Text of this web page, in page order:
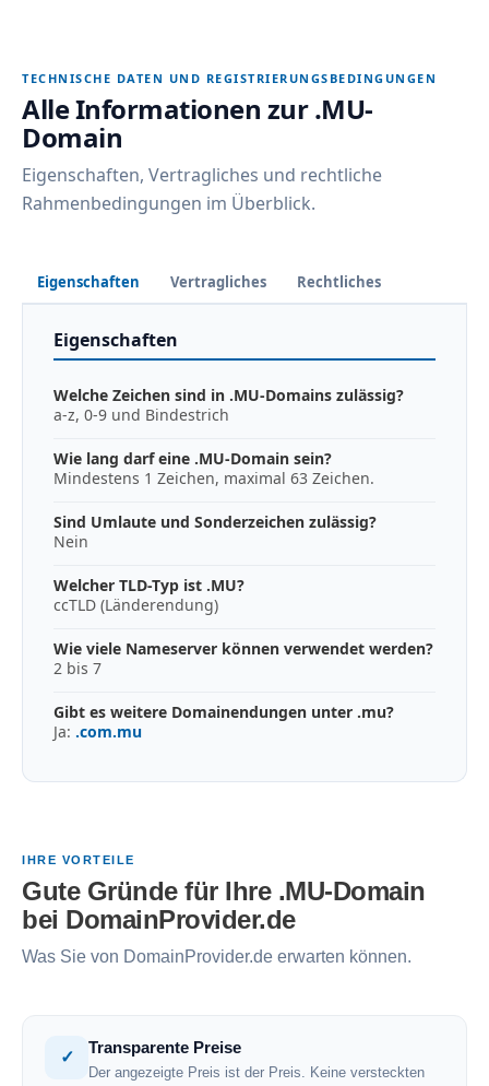
TECHNISCHE DATEN UND REGISTRIERUNGSBEDINGUNGEN
Alle Informationen zur .MU-
Domain
Eigenschaften, Vertragliches und rechtliche
Rahmenbedingungen im Überblick.
Eigenschaften Vertragliches Rechtliches
Eigenschaften
Welche Zeichen sind in .MU-Domains zulässig?
a-z, 0-9 und Bindestrich
Wie lang darf eine .MU-Domain sein?
Mindestens 1 Zeichen, maximal 63 Zeichen.
Sind Umlaute und Sonderzeichen zulässig?
Nein
Welcher TLD-Typ ist .MU?
ccTLD (Länderendung)
Wie viele Nameserver können verwendet werden?
2 bis 7
Gibt es weitere Domainendungen unter .mu?
Ja: .com.mu
IHRE VORTEILE
Gute Gründe für Ihre .MU-Domain
bei DomainProvider.de
Was Sie von DomainProvider.de erwarten können.
✓
Transparente Preise
Der angezeigte Preis ist der Preis. Keine versteckten